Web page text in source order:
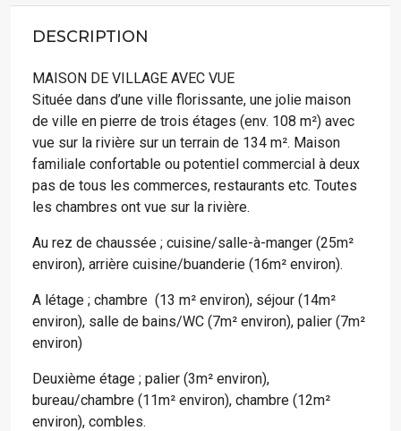
DESCRIPTION
MAISON DE VILLAGE AVEC VUE
Située dans d’une ville florissante, une jolie maison
de ville en pierre de trois étages (env. 108 m²) avec
vue sur la rivière sur un terrain de 134 m². Maison
familiale confortable ou potentiel commercial à deux
pas de tous les commerces, restaurants etc. Toutes
les chambres ont vue sur la rivière.
Au rez de chaussée ; cuisine/salle-à-manger (25m²
environ), arrière cuisine/buanderie (16m² environ).
A létage ; chambre (13 m² environ), séjour (14m²
environ), salle de bains/WC (7m² environ), palier (7m²
environ)
Deuxième étage ; palier (3m² environ),
bureau/chambre (11m² environ), chambre (12m²
environ), combles.